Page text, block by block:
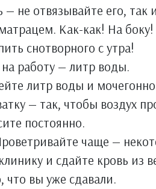
— не отвязывайте его, так
Как-как! На боку!
снотворного с утра!
работу — литр воды.
литр воды и
— так, чтобы воздух
постоянно.
чаще —
и сдайте кровь из
что вы уже сдавали.